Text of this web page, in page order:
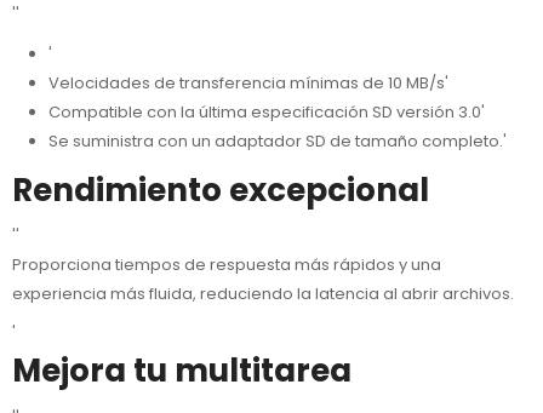
''
'
Velocidades de transferencia mínimas de 10 MB/s'
Compatible con la última especificación SD versión 3.0'
Se suministra con un adaptador SD de tamaño completo.'
Rendimiento excepcional
''
Proporciona tiempos de respuesta más rápidos y una
experiencia más fluida, reduciendo la latencia al abrir archivos.
'
Mejora tu multitarea